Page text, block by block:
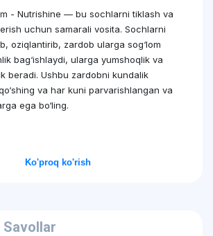
- Nutrishine — bu sochlarni tiklash va
uchun samarali vosita. Sochlarni
oziqlantirib, zardob ularga sog‘lom
bag‘ishlaydi, ularga yumshoqlik va
beradi. Ushbu zardobni kundalik
va har kuni parvarishlangan va
ega bo‘ling.
Ko'proq ko'rish
Savollar